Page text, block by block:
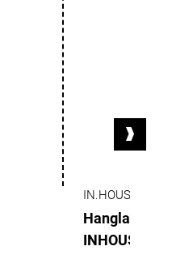
IN.HOUSE
Hanglamp
INHOUSE